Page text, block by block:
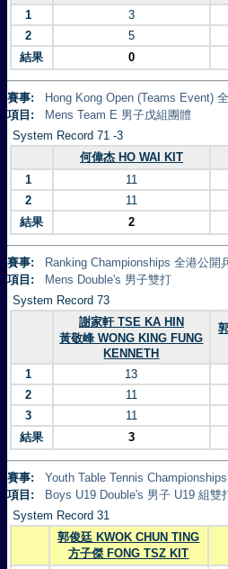
1
3
2
5
結果
0
賽事:
Hong Kong Open (Teams Event)
項目:
Mens Team E 男子戊組團體
System Record 71 -3
何偉杰 HO WAI KIT
1
11
2
11
結果
2
賽事:
Ranking Championships 全港公開
項目:
Mens Double's 男子雙打
System Record 73
謝家軒 TSE KA HIN
黃敬峰 WONG KING FUNG
KENNETH
1 13
2
11
3
11
結果
3
賽事:
Youth Table Tennis
項目:
Boys U19 Double's 男子 U19 組雙
System Record 31
郭俊廷 KWOK CHUN TING
方子傑 FONG TSZ KIT